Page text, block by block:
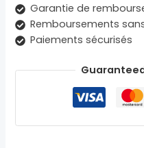
Garantie de
Remboursements
Paiements sécurisés